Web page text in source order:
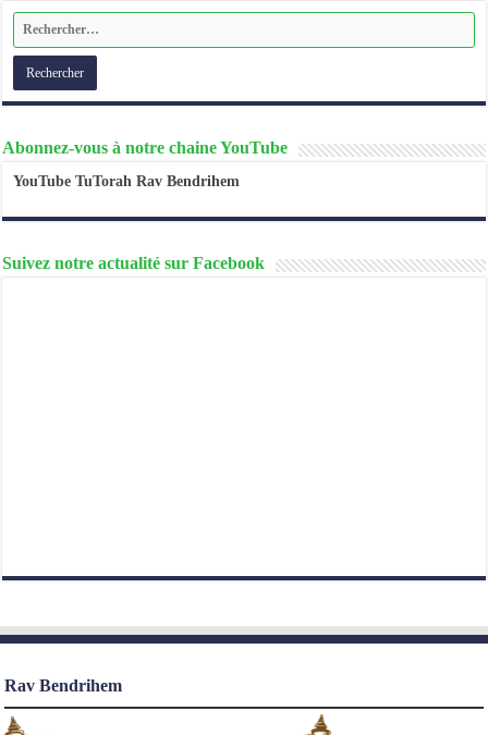
Abonnez-vous à notre chaine YouTube
YouTube TuTorah Rav Bendrihem
Suivez notre actualité sur Facebook
Rav Bendrihem